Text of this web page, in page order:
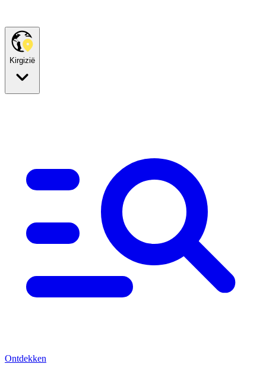
Kirgizië
Ontdekken